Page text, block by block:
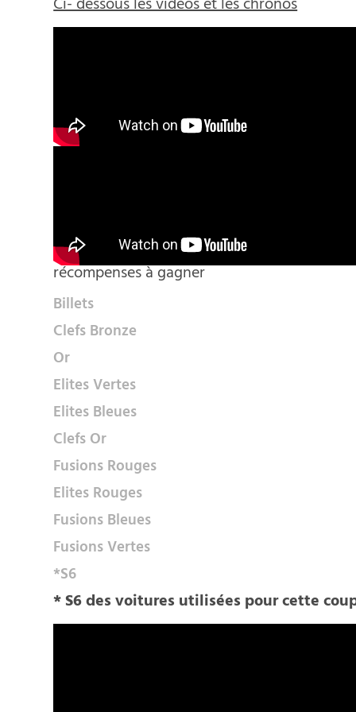
récompenses à gagner
Billets
Clefs Bronze
Or
Elites Vertes
Elites Bleues
Clefs Or
Fusions Rouges
Elites Rouges
Fusions Bleues
Fusions Vertes
*S6
* S6 des voitures utilisées pour cette